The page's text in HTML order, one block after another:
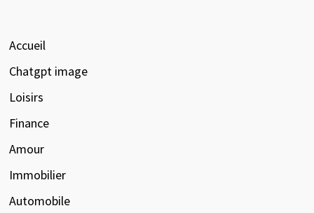
Accueil
Chatgpt image
Loisirs
Finance
Amour
Immobilier
Automobile